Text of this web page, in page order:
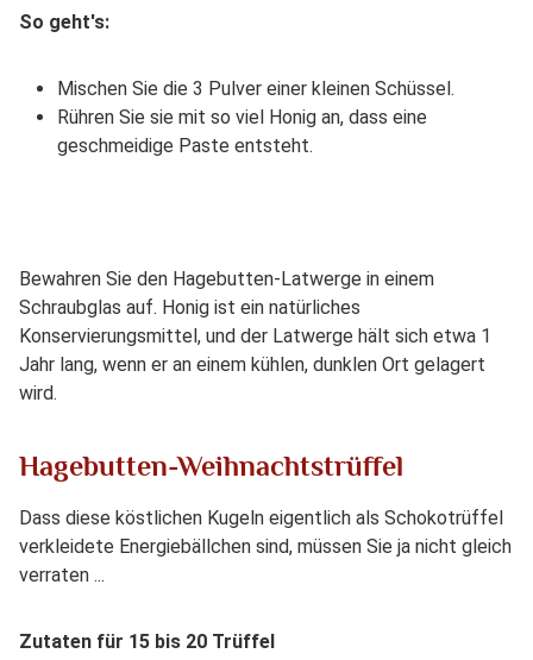
So geht's:
Mischen Sie die 3 Pulver einer kleinen Schüssel.
Rühren Sie sie mit so viel Honig an, dass eine
geschmeidige Paste entsteht.
Bewahren Sie den Hagebutten-Latwerge in einem
Schraubglas auf. Honig ist ein natürliches
Konservierungsmittel, und der Latwerge hält sich etwa 1
Jahr lang, wenn er an einem kühlen, dunklen Ort gelagert
wird.
Hagebutten-Weihnachtstrüffel
Dass diese köstlichen Kugeln eigentlich als Schokotrüffel
verkleidete Energiebällchen sind, müssen Sie ja nicht gleich
verraten ...
Zutaten für 15 bis 20 Trüffel